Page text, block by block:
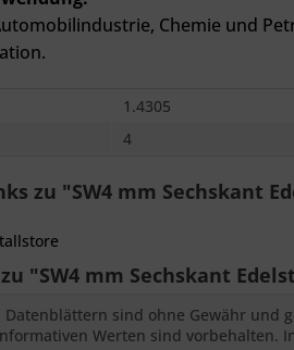
Chemie und
1.4305
4
zu "SW4 mm Sechskant
"SW4 mm Sechskant
sind ohne Gewähr und
Werten sind vorbehalten.